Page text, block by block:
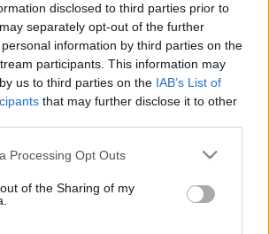
disclosed to third parties prior to
separately opt-out of the further
information by third parties on the
participants. This information may
us to third parties on the IAB’s List of
that may further disclose it to other
website/app uses one or more Google
visit or usage behaviour. You may click to
to Google and its third-party tags to
specified purposes in below Google
Processing Opt Outs
of the Sharing of my
lehetőség is. Ez az egész csak
cirkusz, megmutatni, hogy
van és cselekszik. Ezt a trükköt
és sikerrel verik át az emberek
kaptak a határvadászok